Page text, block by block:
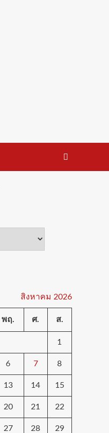
สิงหาคม 2026
พฤ. ศ. ส.
1
6 7 8
13 14 15
20 21 22
27 28 29